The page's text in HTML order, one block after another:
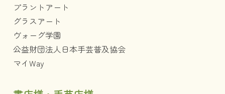
プラントアート
グラスアート
ヴォーグ学園
公益財団法人日本手芸普及協会
マイWay